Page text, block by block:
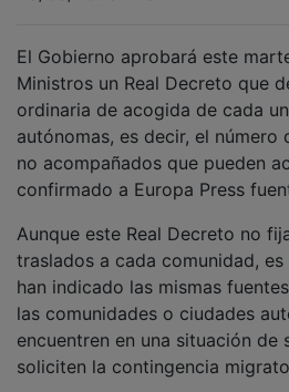
Ministros un Real Decreto que
ordinaria de acogida de cada
autónomas, es decir, el número
no acompañados que pueden
confirmado a Europa Press
traslados a cada comunidad, es
han indicado las mismas
las comunidades o ciudades
encuentren en una situación de
soliciten la contingencia